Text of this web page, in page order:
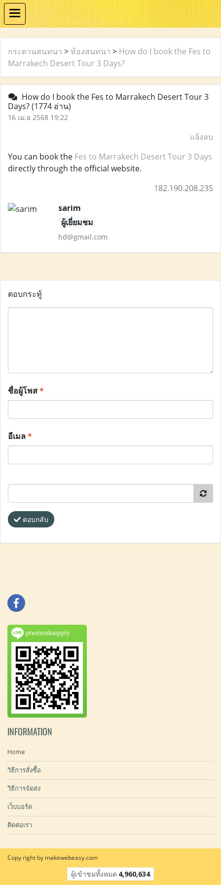
กระดานสนทนา > ห้องสนทนา > How do I book the Fes to
Marrakech Desert Tour 3 Days?
How do I book the Fes to Marrakech Desert Tour 3
Days?(1774 อ่าน)
16 เม.ย 2568 19:22
แจ้งลบ
You can book the Fes to Marrakech Desert Tour 3 Days
directly through the official website.
182.190.208.235
sarim
ผู้เยี่ยมชม
hd@gmail.com
ตอบกระทู้
ชื่อผู้โพส*
อีเมล*
ตอบกลับ
ptwmonksupply
INFORMATION
Home
วิธีการสั่งซื้อ
วิธีการจัดส่ง
เว็บบอร์ด
ติดต่อเรา
Copy right by makewebeasy.com
ผู้เข้าชมทั้งหมด 4,960,634